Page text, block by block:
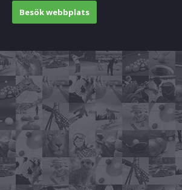
Besök webbplats